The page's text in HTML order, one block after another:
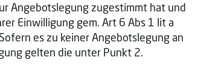
Angebotslegung zugestimmt hat und
Einwilligung gem. Art 6 Abs 1 lit a
es zu keiner Angebotslegung an
gelten die unter Punkt 2.